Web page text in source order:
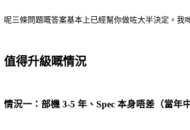
呢三條問題嘅答案基本上已經幫你做咗大半決定。我
值得升級嘅情況
情況一：部機 3-5 年、Spec 本身唔差（當年